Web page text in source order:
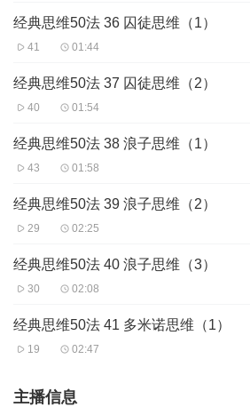
经典思维50法 36 囚徒思维（1）
41 01:44
经典思维50法 37 囚徒思维（2）
40 01:54
经典思维50法 38 浪子思维（1）
43 01:58
经典思维50法 39 浪子思维（2）
29 02:25
经典思维50法 40 浪子思维（3）
30 02:08
经典思维50法 41 多米诺思维（1）
19 02:47
主播信息